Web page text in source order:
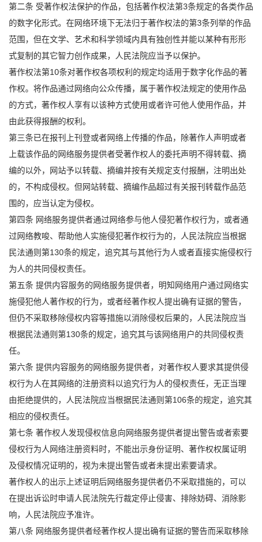
第二条 受著作权法保护的作品，包括著作权法第3条规定的各类作品
的数字化形式。在网络环境下无法归于著作权法的第3条列举的作品
范围，但在文学、艺术和科学领域内具有独创性并能以某种有形形
式复制的其它智力创作成果，人民法院应当予以保护。
著作权法第10条对著作权各项权利的规定均适用于数字化作品的著
作权。将作品通过网络向公众传播，属于著作权法规定的使用作品
的方式，著作权人享有以该种方式使用或者许可他人使用作品，并
由此获得报酬的权利。
第三条已在报刊上刊登或者网络上传播的作品，除著作人声明或者
上载该作品的网络服务提供者受著作权人的委托声明不得转载、摘
编的以外，网站予以转载、摘编并按有关规定支付报酬，注明出处
的，不构成侵权。但网站转载、摘编作品超过有关报刊转载作品范
围的，应当认定为侵权。
第四条 网络服务提供者通过网络参与他人侵犯著作权行为，或者通
过网络教唆、帮助他人实施侵犯著作权行为的，人民法院应当根据
民法通则第130条的规定，追究其与其他行为人或者直接实施侵权行
为人的共同侵权责任。
第五条 提供内容服务的网络服务提供者，明知网络用户通过网络实
施侵犯他人著作权的行为，或者经著作权人提出确有证据的警告，
但仍不采取移除侵权内容等措施以消除侵权后果的，人民法院应当
根据民法通则第130条的规定，追究其与该网络用户的共同侵权责
任。
第六条 提供内容服务的网络服务提供者，对著作权人要求其提供侵
权行为人在其网络的注册资料以追究行为人的侵权责任，无正当理
由拒绝提供的，人民法院应当根据民法通则第106条的规定，追究其
相应的侵权责任。
第七条 著作权人发现侵权信息向网络服务提供者提出警告或者索要
侵权行为人网络注册资料时，不能出示身份证明、著作权权属证明
及侵权情况证明的，视为未提出警告或者未提出索要请求。
著作权人的出示上述证明后网络服务提供者仍不采取措施的，可以
在提出诉讼时申请人民法院先行裁定停止侵害、排除妨碍、消除影
响，人民法院应予准许。
第八条 网络服务提供者经著作权人提出确有证据的警告而采取移除